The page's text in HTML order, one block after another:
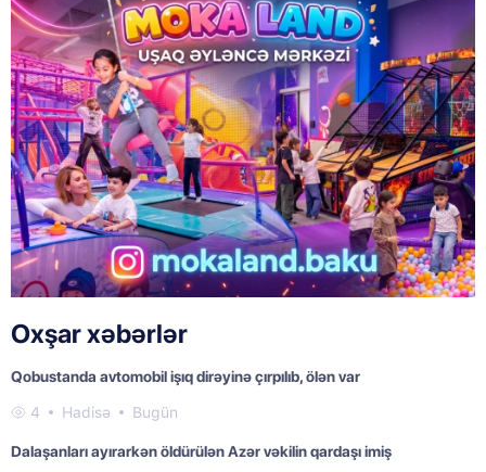
Oxşar xəbərlər
Qobustanda avtomobil işıq dirəyinə çırpılıb, ölən var
4 Hadisə Bugün
Dalaşanları ayırarkən öldürülən Azər vəkilin qardaşı imiş